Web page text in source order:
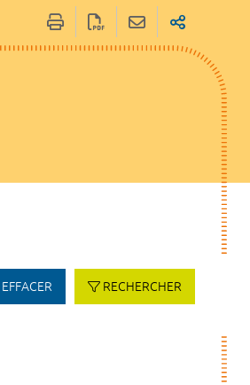
EFFACER RECHERCHER